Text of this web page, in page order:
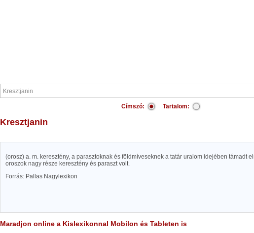
Címszó: Tartalom:
Kresztjanin
(orosz) a. m. keresztény, a parasztoknak és földmíveseknek a tatár uralom idejében támadt
oroszok nagy része keresztény és paraszt volt.
Forrás: Pallas Nagylexikon
Maradjon online a Kislexikonnal Mobilon és Tableten is